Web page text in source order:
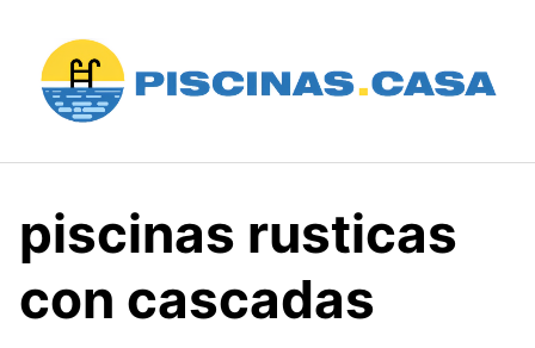
contenido
piscinas rusticas
con cascadas